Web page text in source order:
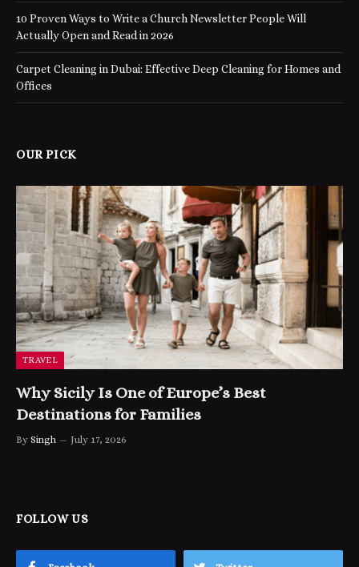
10 Proven Ways to Write a Church Newsletter People Will
Actually Open and Read in 2026
Carpet Cleaning in Dubai: Effective Deep Cleaning for Homes and
Offices
OUR PICK
TRAVEL
Why Sicily Is One of Europe’s Best
Destinations for Families
By Singh July 17, 2026
FOLLOW US